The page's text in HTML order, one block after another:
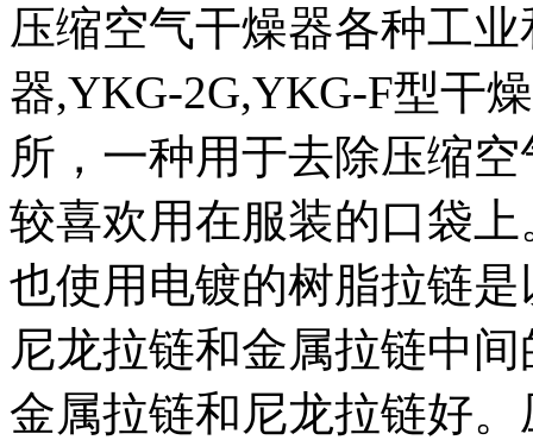
压缩空气干燥器各种工
器,YKG-2G,YKG-F型干
所，一种用于去除压缩
较喜欢用在服装的口袋
也使用电镀的树脂拉链
尼龙拉链和金属拉链中
金属拉链和尼龙拉链好